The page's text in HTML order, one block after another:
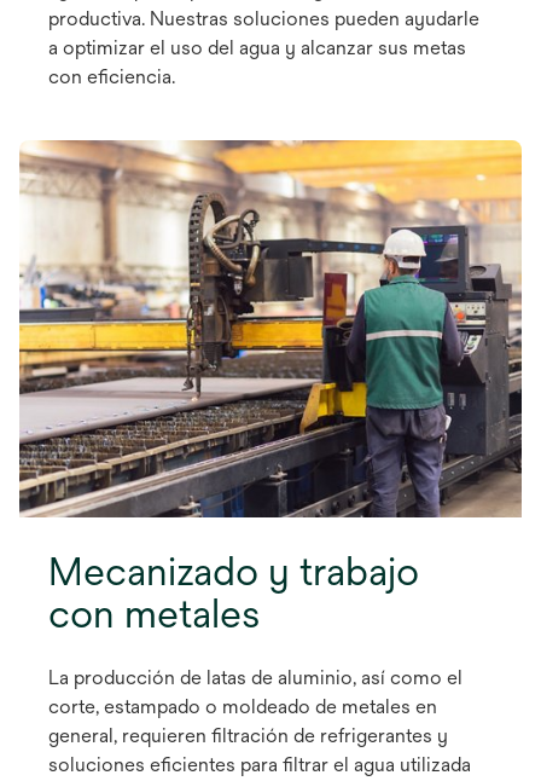
productiva. Nuestras soluciones pueden ayudarle
a optimizar el uso del agua y alcanzar sus metas
con eficiencia.
Mecanizado y trabajo
con metales
La producción de latas de aluminio, así como el
corte, estampado o moldeado de metales en
general, requieren filtración de refrigerantes y
soluciones eficientes para filtrar el agua utilizada